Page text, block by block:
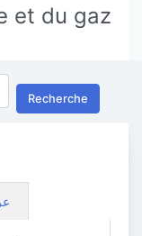
et du gaz
Recherche